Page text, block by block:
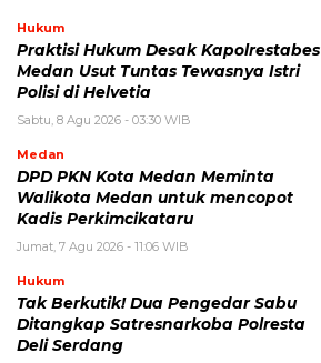
Hukum
Praktisi Hukum Desak Kapolrestabes
Medan Usut Tuntas Tewasnya Istri
Polisi di Helvetia
Sabtu, 8 Agu 2026 - 03:30 WIB
Medan
DPD PKN Kota Medan Meminta
Walikota Medan untuk mencopot
Kadis Perkimcikataru
Jumat, 7 Agu 2026 - 11:06 WIB
Hukum
Tak Berkutik! Dua Pengedar Sabu
Ditangkap Satresnarkoba Polresta
Deli Serdang